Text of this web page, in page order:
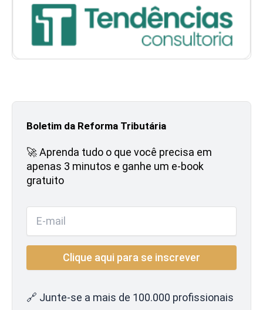
Boletim da Reforma Tributária
🚀 Aprenda tudo o que você precisa em
apenas 3 minutos e ganhe um e-book
gratuito
🔗 Junte-se a mais de 100.000 profissionais